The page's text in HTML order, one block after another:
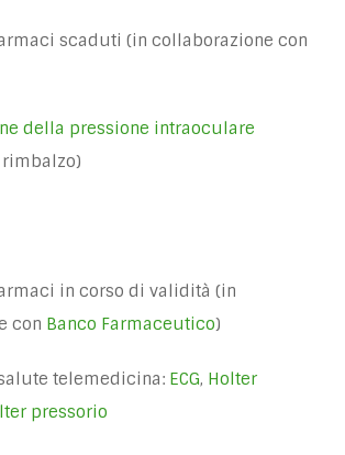
scaduti (in collaborazione con
della pressione intraoculare
in corso di validità (in
con Banco Farmaceutico)
telemedicina: ECG, Holter
pressorio